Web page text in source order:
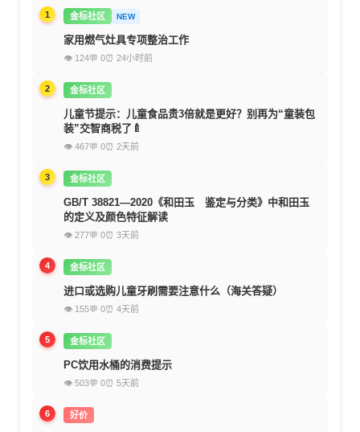
1 金标社区 NEW
家用燃气灶具专项整治工作
👁 124💬 0⏰ 24小时前
2 金标社区
儿童节提示：儿童食品贵3倍就是更好？别再为“童装包
装”交智商税了🍼
👁 467💬 0⏰ 2天前
3 金标社区
GB/T 38821—2020《和田玉 鉴定与分类》中和田玉
的定义及颜色特征解读
👁 277💬 0⏰ 3天前
4 金标社区
进口或选购儿童牙刷需要注意什么（海关答疑）
👁 155💬 0⏰ 4天前
5 金标社区
PC饮用水桶的消费提示
👁 503💬 0⏰ 5天前
6 好价